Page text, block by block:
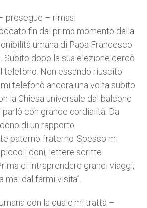
prosegue – rimasi
fin dal primo momento dalla
umana di Papa Francesco
Subito dopo la sua elezione cercò
telefono. Non essendo riuscito
telefonò ancora una volta subito
la Chiesa universale dal balcone
con grande cordialità. Da
di un rapporto
paterno-fraterno. Spesso mi
piccoli doni, lettere scritte
di intraprendere grandi viaggi,
mai dal farmi visita”.
con la quale mi tratta –